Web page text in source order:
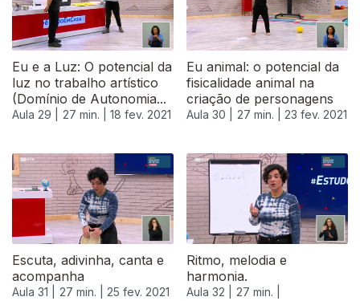
Eu e a Luz: O potencial da
luz no trabalho artístico
(Domínio de Autonomia...
Aula 29 | 27 min. | 18 fev. 2021
Eu animal: o potencial da
fisicalidade animal na
criação de personagens
Aula 30 | 27 min. | 23 fev. 2021
Escuta, adivinha, canta e
acompanha
Aula 31 | 27 min. | 25 fev. 2021
Ritmo, melodia e
harmonia.
Aula 32 |
27 min. |